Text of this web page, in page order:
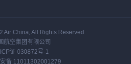
Air China, All Rights Reserved
航空集团有限公司
证 030872号-1
备 11011302001279